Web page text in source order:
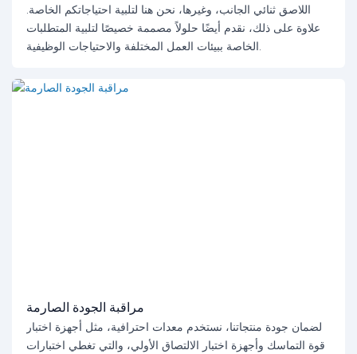
اللاصق ثنائي الجانب، وغيرها، نحن هنا لتلبية احتياجاتكم الخاصة.
علاوة على ذلك، نقدم أيضًا حلولاً مصممة خصيصًا لتلبية المتطلبات
الخاصة ببيئات العمل المختلفة والاحتياجات الوظيفية.
مراقبة الجودة الصارمة
لضمان جودة منتجاتنا، نستخدم معدات احترافية، مثل أجهزة اختبار
قوة التماسك وأجهزة اختبار الالتصاق الأولي، والتي تغطي اختبارات